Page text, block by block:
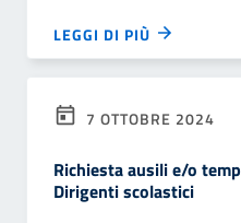
LEGGI DI PIÙ
7 OTTOBRE 2024
Richiesta ausili e/o
Dirigenti scolastici